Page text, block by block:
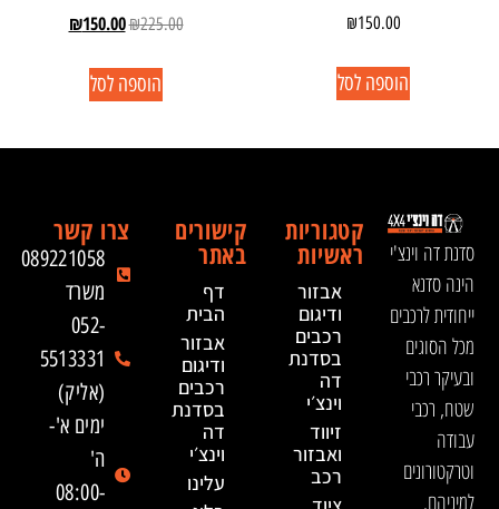
₪150.00
הוספה לסל
₪225.00
₪150.00
הוספה לסל
סדנת דה וינצ'י
הינה סדנא
ייחודית לרכבים
מכל הסוגים
ובעיקר רכבי
שטח, רכבי
עבודה
וטרקטורונים
למיניהם.
קטגוריות
ראשיות
אבזור
ודיגום
רכבים
בסדנת
דה
וינצ׳י
זיווד
ואבזור
רכב
קישורים
באתר
דף
הבית
אבזור
ודיגום
רכבים
בסדנת
דה
וינצ׳י
עלינו
צרו קשר
089221058
משרד
052-
5513331
(אליק)
ימים א'-
ה'
08:00-